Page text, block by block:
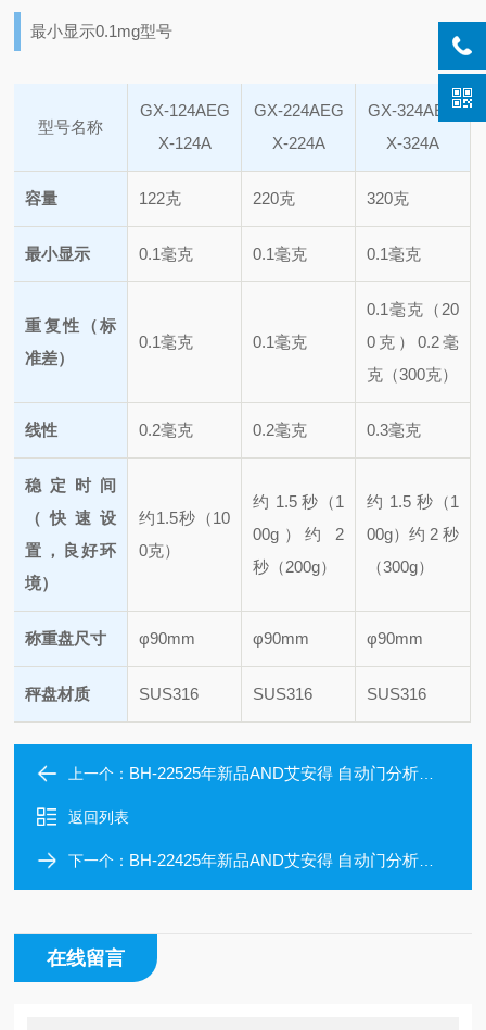
最小显示0.1mg型号
型号名称
GX-124AEG
X-124A
GX-224AEG
X-224A
GX-324AE
G
X-324A
容量 122克 220克 320克
最小显示 0.1毫克 0.1毫克 0.1毫克
重复性（标
准差）
0.1毫克 0.1毫克
0.1毫克（20
0克）0.2毫
克（300克）
线性 0.2毫克 0.2毫克 0.3毫克
稳定时间
（快速设
置，良好环
境）
约1.5秒（10
0克）
约 1.5 秒（1
00g）约 2
秒（200g）
约 1.5 秒（1
00g）约 2 秒
（300g）
称重盘尺寸 φ90mm φ90mm φ90mm
秤盘材质 SUS316 SUS316 SUS316
上一个： BH-22525年新品AND艾安得 自动门分析天平
返回列表
下一个： BH-22425年新品AND艾安得 自动门分析天平
在线留言